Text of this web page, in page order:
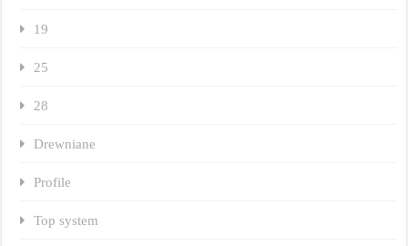
19
25
28
Drewniane
Profile
Top system